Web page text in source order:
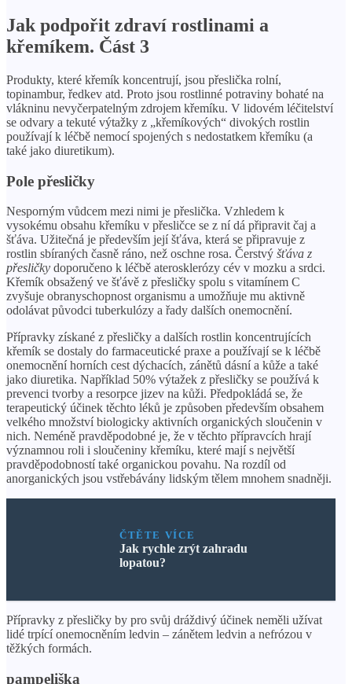
Jak podpořit zdraví rostlinami a
křemíkem. Část 3
Produkty, které křemík koncentrují, jsou přeslička rolní,
topinambur, ředkev atd. Proto jsou rostlinné potraviny bohaté na
vlákninu nevyčerpatelným zdrojem křemíku. V lidovém léčitelství
se odvary a tekuté výtažky z „křemíkových“ divokých rostlin
používají k léčbě nemocí spojených s nedostatkem křemíku (a
také jako diuretikum).
Pole přesličky
Nesporným vůdcem mezi nimi je přeslička. Vzhledem k
vysokému obsahu křemíku v přesličce se z ní dá připravit čaj a
šťáva. Užitečná je především její šťáva, která se připravuje z
rostlin sbíraných časně ráno, než oschne rosa. Čerstvý šťáva z
přesličky doporučeno k léčbě aterosklerózy cév v mozku a srdci.
Křemík obsažený ve šťávě z přesličky spolu s vitamínem C
zvyšuje obranyschopnost organismu a umožňuje mu aktivně
odolávat původci tuberkulózy a řady dalších onemocnění.
Přípravky získané z přesličky a dalších rostlin koncentrujících
křemík se dostaly do farmaceutické praxe a používají se k léčbě
onemocnění horních cest dýchacích, zánětů dásní a kůže a také
jako diuretika. Například 50% výtažek z přesličky se používá k
prevenci tvorby a resorpce jizev na kůži. Předpokládá se, že
terapeutický účinek těchto léků je způsoben především obsahem
velkého množství biologicky aktivních organických sloučenin v
nich. Neméně pravděpodobné je, že v těchto přípravcích hrají
významnou roli i sloučeniny křemíku, které mají s největší
pravděpodobností také organickou povahu. Na rozdíl od
anorganických jsou vstřebávány lidským tělem mnohem snadněji.
ČTĚTE VÍCE
Jak rychle zrýt zahradu
lopatou?
Přípravky z přesličky by pro svůj dráždivý účinek neměli užívat
lidé trpící onemocněním ledvin – zánětem ledvin a nefrózou v
těžkých formách.
pampeliška